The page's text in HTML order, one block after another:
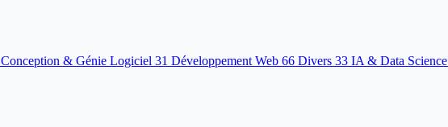
Conception & Génie Logiciel 31 Développement Web 66 Divers 33 IA & Data Science